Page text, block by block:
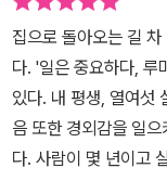
이고 그의 책임이다.
부모의 어정쩡한 자존
꾸 수드하가 자기랑
돌리고 싶어할때 그건
거라고 말해주고 싶었
을 동안 파도가둘 중
눌려 숨이 막히는 상
고, 그가 보호해야 했
건은 자신을 탓할 테
삶은 모두 끝장날 거
있다는 걸 그는 알고
아프가니스탄에서의
히리는 인도에서의 경
네들이 적응, 부조화하
그녀가 미국에서의 삶
하게 결론짓는 것은아
있는 것을 보니 참 이
한 없이 많아 하나도
들이 가족의 해체를,
여기 줌파 라히리가 한
낸 사람은 극소수리라
글은 이제까지 이민
집으로 돌아오는 길
다. '일은 중요하다, 루
있다. 내 평생, 열여섯
음 또한 경외감을 일
다. 사람이 몇 년이고